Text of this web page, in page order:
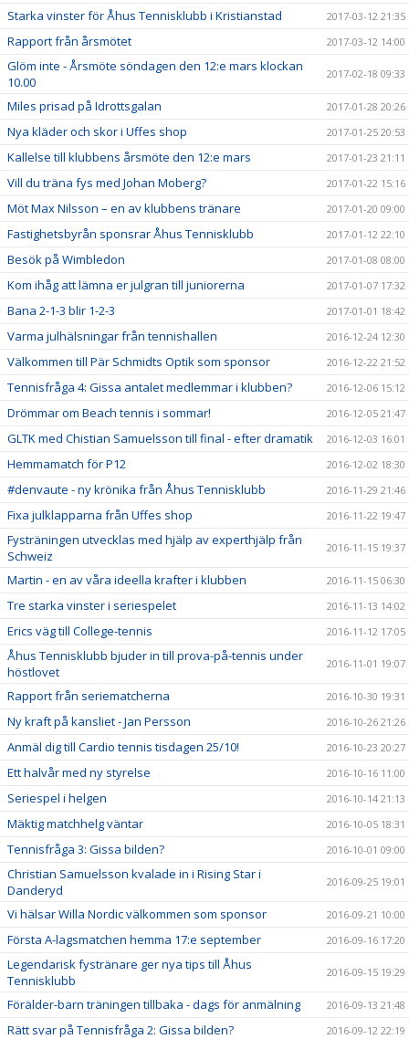
Starka vinster för Åhus Tennisklubb i Kristianstad 2017-03-12 21:35
Rapport från årsmötet 2017-03-12 14:00
Glöm inte - Årsmöte söndagen den 12:e mars klockan
10.00
2017-02-18 09:33
Miles prisad på Idrottsgalan 2017-01-28 20:26
Nya kläder och skor i Uffes shop 2017-01-25 20:53
Kallelse till klubbens årsmöte den 12:e mars 2017-01-23 21:11
Vill du träna fys med Johan Moberg? 2017-01-22 15:16
Möt Max Nilsson – en av klubbens tränare 2017-01-20 09:00
Fastighetsbyrån sponsrar Åhus Tennisklubb 2017-01-12 22:10
Besök på Wimbledon 2017-01-08 08:00
Kom ihåg att lämna er julgran till juniorerna 2017-01-07 17:32
Bana 2-1-3 blir 1-2-3 2017-01-01 18:42
Varma julhälsningar från tennishallen 2016-12-24 12:30
Välkommen till Pär Schmidts Optik som sponsor 2016-12-22 21:52
Tennisfråga 4: Gissa antalet medlemmar i klubben? 2016-12-06 15:12
Drömmar om Beach tennis i sommar! 2016-12-05 21:47
GLTK med Chistian Samuelsson till final - efter dramatik 2016-12-03 16:01
Hemmamatch för P12 2016-12-02 18:30
#denvaute - ny krönika från Åhus Tennisklubb 2016-11-29 21:46
Fixa julklapparna från Uffes shop 2016-11-22 19:47
Fysträningen utvecklas med hjälp av experthjälp från
Schweiz
2016-11-15 19:37
Martin - en av våra ideella krafter i klubben 2016-11-15 06:30
Tre starka vinster i seriespelet 2016-11-13 14:02
Erics väg till College-tennis 2016-11-12 17:05
Åhus Tennisklubb bjuder in till prova-på-tennis under
höstlovet
2016-11-01 19:07
Rapport från seriematcherna 2016-10-30 19:31
Ny kraft på kansliet - Jan Persson 2016-10-26 21:26
Anmäl dig till Cardio tennis tisdagen 25/10! 2016-10-23 20:27
Ett halvår med ny styrelse 2016-10-16 11:00
Seriespel i helgen 2016-10-14 21:13
Mäktig matchhelg väntar 2016-10-05 18:31
Tennisfråga 3: Gissa bilden? 2016-10-01 09:00
Christian Samuelsson kvalade in i Rising Star i
Danderyd
2016-09-25 19:01
Vi hälsar Willa Nordic välkommen som sponsor 2016-09-21 10:00
Första A-lagsmatchen hemma 17:e september 2016-09-16 17:20
Legendarisk fystränare ger nya tips till Åhus
Tennisklubb
2016-09-15 19:29
Förälder-barn träningen tillbaka - dags för anmälning 2016-09-13 21:48
Rätt svar på Tennisfråga 2: Gissa bilden? 2016-09-12 22:19